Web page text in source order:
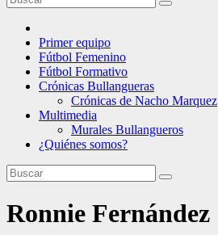
Primer equipo
Fútbol Femenino
Fútbol Formativo
Crónicas Bullangueras
Crónicas de Nacho Marquez
Multimedia
Murales Bullangueros
¿Quiénes somos?
Ronnie Fernández